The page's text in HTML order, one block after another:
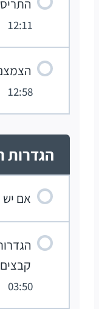
התריס
12:11
12:58
הגדרות
אם
קבצים
03:50